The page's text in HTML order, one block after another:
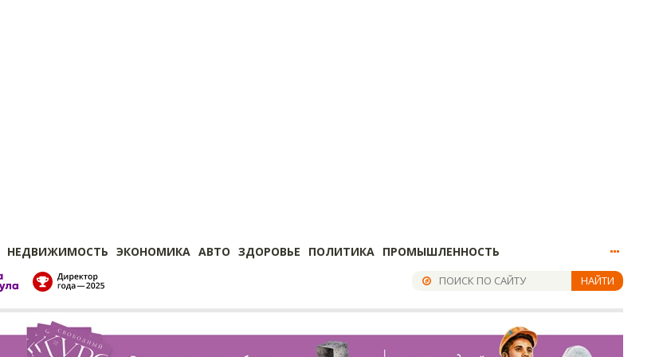
НЕДВИЖИМОСТЬ ЭКОНОМИКА АВТО ЗДОРОВЬЕ ПОЛИТИКА ПРОМЫШЛЕННОСТЬ
НАЙТИ